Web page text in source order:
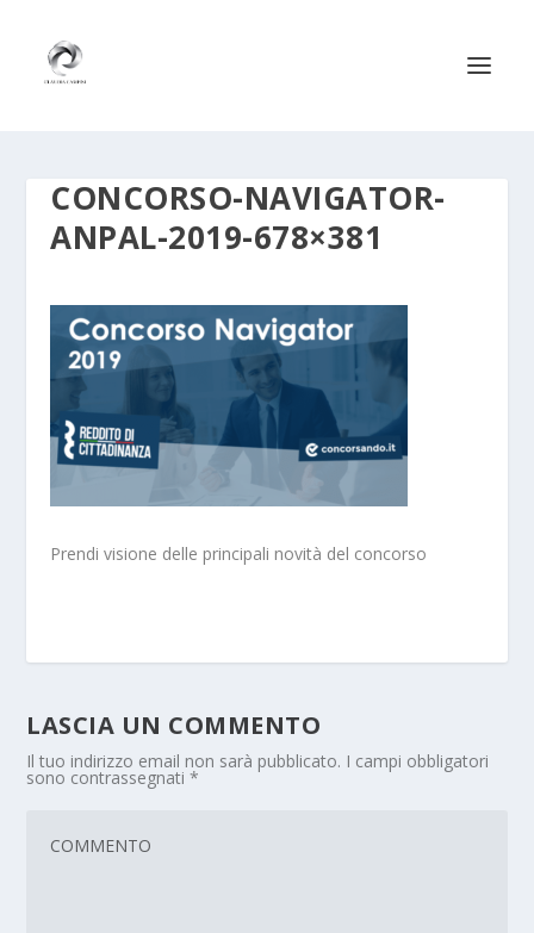
CONCORSO-NAVIGATOR-
ANPAL-2019-678×381
Prendi visione delle principali novità del concorso
LASCIA UN COMMENTO
Il tuo indirizzo email non sarà pubblicato. I campi obbligatori
sono contrassegnati*